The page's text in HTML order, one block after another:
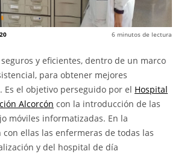
6 minutos de lectura
y eficientes, dentro de un marco
para obtener mejores
Es el objetivo perseguido por el Hospital
Alcorcón con la introducción de las
móviles informatizadas. En la
ellas las enfermeras de todas las
y del hospital de día